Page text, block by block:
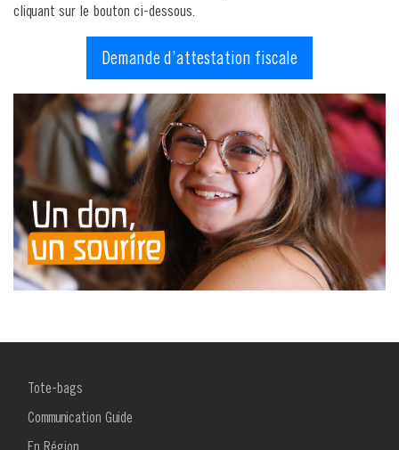
cliquant sur le bouton ci-dessous.
Demande d’attestation fiscale
MENU
FOOTER
Tote-bags
Communication Guide